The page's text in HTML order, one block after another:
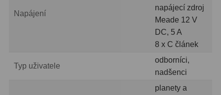
Napájení
napájecí zdroj
Meade 12 V
DC, 5 A
8 x C článek
Typ uživatele
odborníci,
nadšenci
planety a